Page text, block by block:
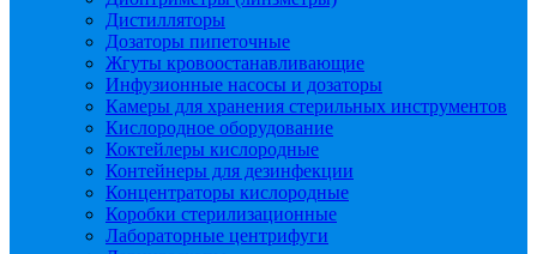
Дистилляторы
Дозаторы пипеточные
Жгуты кровоостанавливающие
Инфузионные насосы и дозаторы
Камеры для хранения стерильных инструментов
Кислородное оборудование
Коктейлеры кислородные
Контейнеры для дезинфекции
Концентраторы кислородные
Коробки стерилизационные
Лабораторные центрифуги